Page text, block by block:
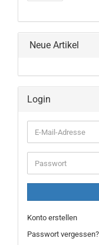
Neue Artikel
Login
E-
Mail-
Adresse
Passwort
Konto erstellen
Passwort vergessen?